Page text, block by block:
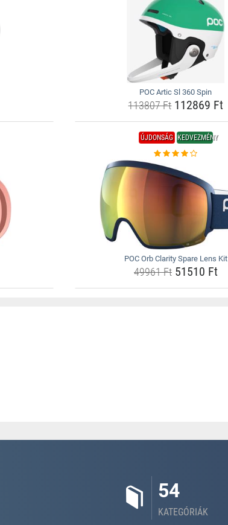
POC Artic Sl 360 Spin
113807 Ft112869 Ft
ÚJDONSÁG KEDVEZMÉNY
POC Orb Clarity Spare Lens Kit
49961 Ft51510 Ft
54
KATEGÓRIÁK